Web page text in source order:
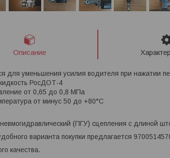
Описание
для уменьшения усилия водителя при нажатии
РосДОТ-4
от 0,65 до 0,8 МПа
от минус 50 до +80°С
(ПГУ) сцепления с длиной
варианта покупки предлагается
качества.